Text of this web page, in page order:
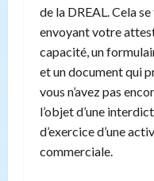
de la DREAL. Cela
envoyant votre
capacité, un
et un document qui
vous n’avez pas
l’objet d’une
d’exercice d’une
commerciale.